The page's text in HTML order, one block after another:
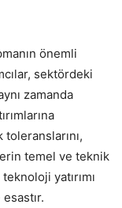
önemli
sektördeki
zamanda
toleranslarını,
temel ve teknik
yatırımı